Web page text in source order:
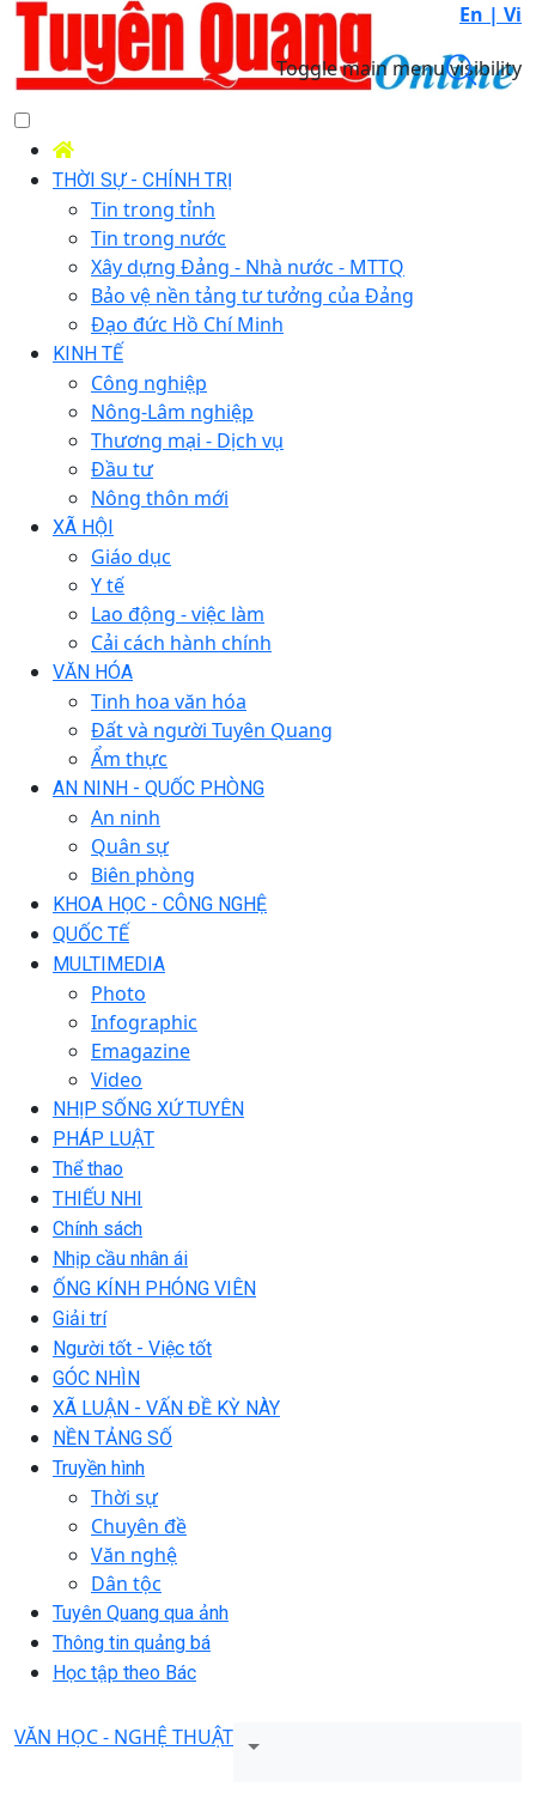
En | Vi
Toggle main menu visibility
THỜI SỰ - CHÍNH TRỊ
Tin trong tỉnh
Tin trong nước
Xây dựng Đảng - Nhà nước - MTTQ
Bảo vệ nền tảng tư tưởng của Đảng
Đạo đức Hồ Chí Minh
KINH TẾ
Công nghiệp
Nông-Lâm nghiệp
Thương mại - Dịch vụ
Đầu tư
Nông thôn mới
XÃ HỘI
Giáo dục
Y tế
Lao động - việc làm
Cải cách hành chính
VĂN HÓA
Tinh hoa văn hóa
Đất và người Tuyên Quang
Ẩm thực
AN NINH - QUỐC PHÒNG
An ninh
Quân sự
Biên phòng
KHOA HỌC - CÔNG NGHỆ
QUỐC TẾ
MULTIMEDIA
Photo
Infographic
Emagazine
Video
NHỊP SỐNG XỨ TUYÊN
PHÁP LUẬT
Thể thao
THIẾU NHI
Chính sách
Nhịp cầu nhân ái
ỐNG KÍNH PHÓNG VIÊN
Giải trí
Người tốt - Việc tốt
GÓC NHÌN
XÃ LUẬN - VẤN ĐỀ KỲ NÀY
NỀN TẢNG SỐ
Truyền hình
Thời sự
Chuyên đề
Văn nghệ
Dân tộc
Tuyên Quang qua ảnh
Thông tin quảng bá
Học tập theo Bác
VĂN HỌC - NGHỆ THUẬT